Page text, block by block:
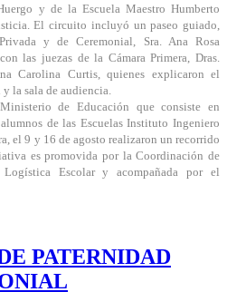
y de la Escuela Maestro Humberto
El circuito incluyó un paseo guiado,
y de Ceremonial, Sra. Ana Rosa
las juezas de la Cámara Primera, Dras.
Carolina Curtis, quienes explicaron el
la sala de audiencia.
de Educación que consiste en
de las Escuelas Instituto Ingeniero
el 9 y 16 de agosto realizaron un recorrido
es promovida por la Coordinación de
Logística Escolar y acompañada por el
PATERNIDAD